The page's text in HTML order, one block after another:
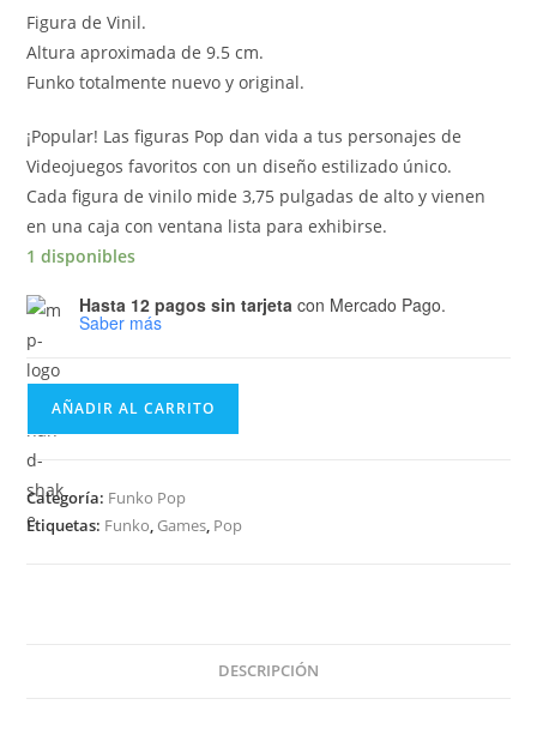
Figura de Vinil.
Altura aproximada de 9.5 cm.
Funko totalmente nuevo y original.
¡Popular! Las figuras Pop dan vida a tus personajes de
Videojuegos favoritos con un diseño estilizado único.
Cada figura de vinilo mide 3,75 pulgadas de alto y vienen
en una caja con ventana lista para exhibirse.
1 disponibles
Hasta 12 pagos sin tarjeta con Mercado Pago.
Saber más
Funko
Games
Tekken
-
AÑADIR AL CARRITO
Categoría: Funko Pop
Etiquetas: Funko, Games, Pop
DESCRIPCIÓN